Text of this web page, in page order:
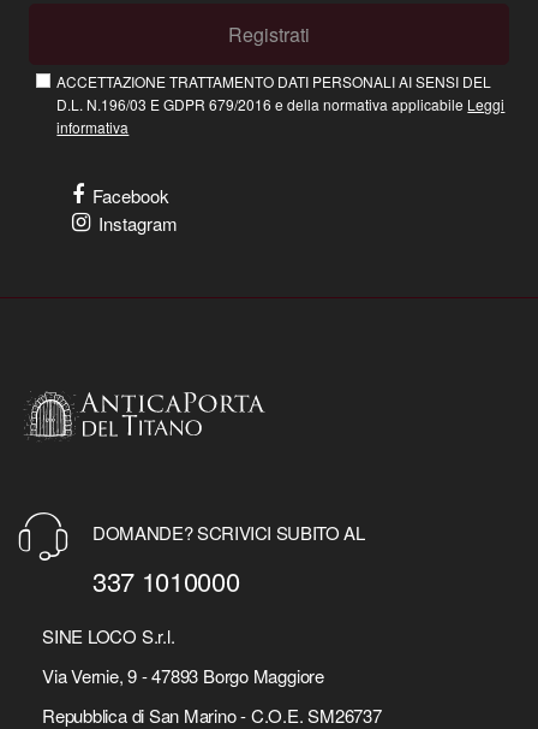
Registrati
ACCETTAZIONE TRATTAMENTO DATI PERSONALI AI SENSI DEL
D.L. N.196/03 E GDPR 679/2016 e della normativa applicabile Leggi
informativa
Facebook
Instagram
DOMANDE? SCRIVICI SUBITO AL
337 1010000
SINE LOCO S.r.l.
Via Vernie, 9 - 47893 Borgo Maggiore
Repubblica di San Marino - C.O.E. SM26737